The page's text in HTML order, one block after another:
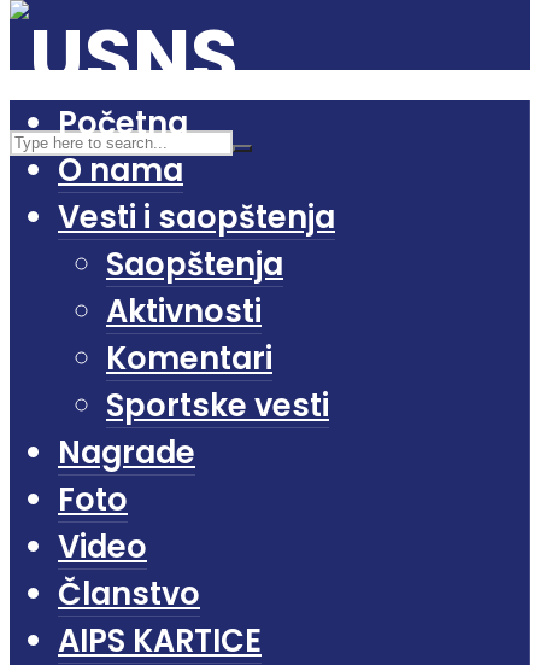
Početna
O nama
Vesti i saopštenja
Saopštenja
Aktivnosti
Komentari
Sportske vesti
Nagrade
Foto
Video
Članstvo
AIPS KARTICE